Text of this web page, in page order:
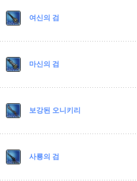
여신의 검
마신의 검
보강된 오니키리
사룡의 검